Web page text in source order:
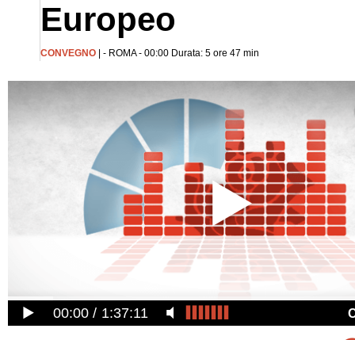
Europeo
CONVEGNO | - ROMA - 00:00 Durata: 5 ore 47 min
00:00 1:37:11